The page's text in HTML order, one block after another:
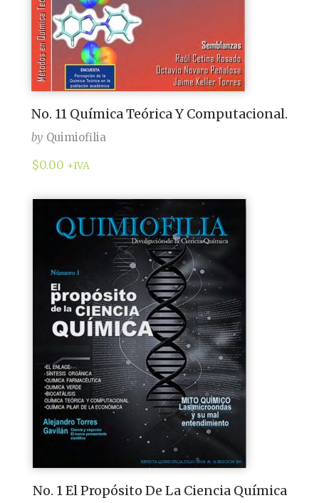
No. 11 Química Teórica Y Computacional.
by Quimiofilia
$0.00 +IVA
No. 1 El Propósito De La Ciencia Química